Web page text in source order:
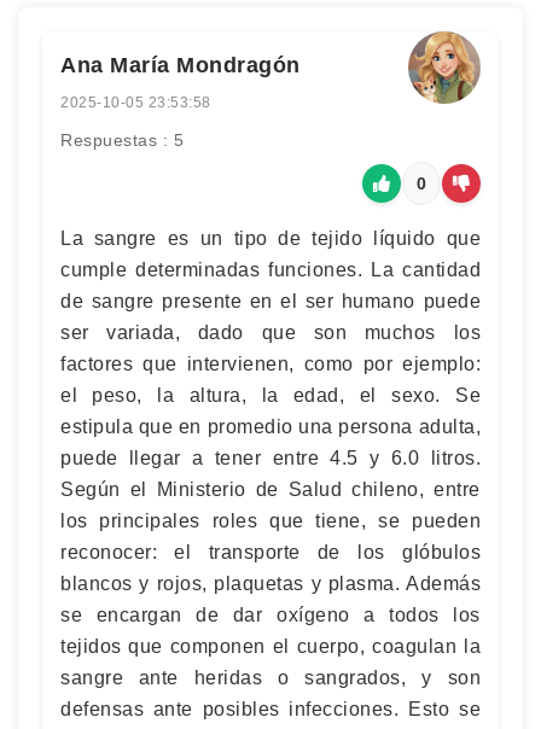
Ana María Mondragón
2025-10-05 23:53:58
Respuestas : 5
0
La sangre es un tipo de tejido líquido que
cumple determinadas funciones. La cantidad
de sangre presente en el ser humano puede
ser variada, dado que son muchos los
factores que intervienen, como por ejemplo:
el peso, la altura, la edad, el sexo. Se
estipula que en promedio una persona adulta,
puede llegar a tener entre 4.5 y 6.0 litros.
Según el Ministerio de Salud chileno, entre
los principales roles que tiene, se pueden
reconocer: el transporte de los glóbulos
blancos y rojos, plaquetas y plasma. Además
se encargan de dar oxígeno a todos los
tejidos que componen el cuerpo, coagulan la
sangre ante heridas o sangrados, y son
defensas ante posibles infecciones. Esto se